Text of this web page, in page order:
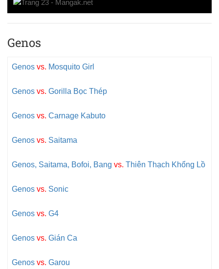
Genos
Genos vs. Mosquito Girl
Genos vs. Gorilla Bọc Thép
Genos vs. Carnage Kabuto
Genos vs. Saitama
Genos, Saitama, Bofoi, Bang vs. Thiên Thạch Khổng Lồ
Genos vs. Sonic
Genos vs. G4
Genos vs. Gián Ca
Genos vs. Garou